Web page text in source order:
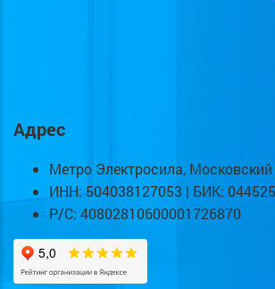
Адрес
Метро Электросила, Московский
ИНН: 504038127053 | БИК:
Р/С: 40802810600001726870